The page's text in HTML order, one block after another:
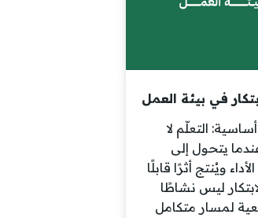
في بيئة العمل
التعلّم لا
يتحول إلى
ويُنتج أثرًا قابلًا
ليس نشاطًا
لمسار متكامل